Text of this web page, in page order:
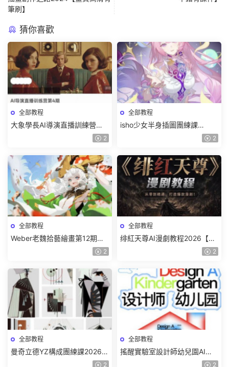
筆刷】
猜你喜歡
全部教程
大象學長AI導演直播訓練營第4
期2026【畫質高清有資料】 2
全部教程
isho少女半身插圖團練課
2026【畫質高清隻有視頻】 2
全部教程
Weber老魏拾藝繪畫第12期角
色特訓班【畫質不錯隻有視
2
全部教程
绯紅天尊AI漫劇教程2026【畫
2
全部教程
曼奇立德YZ構成團練課2026年
8月已結課【畫質高清有課件】
2
全部教程
搖醒實驗室設計師幼兒園AI軟
件基礎課2025【畫質不錯有素
2